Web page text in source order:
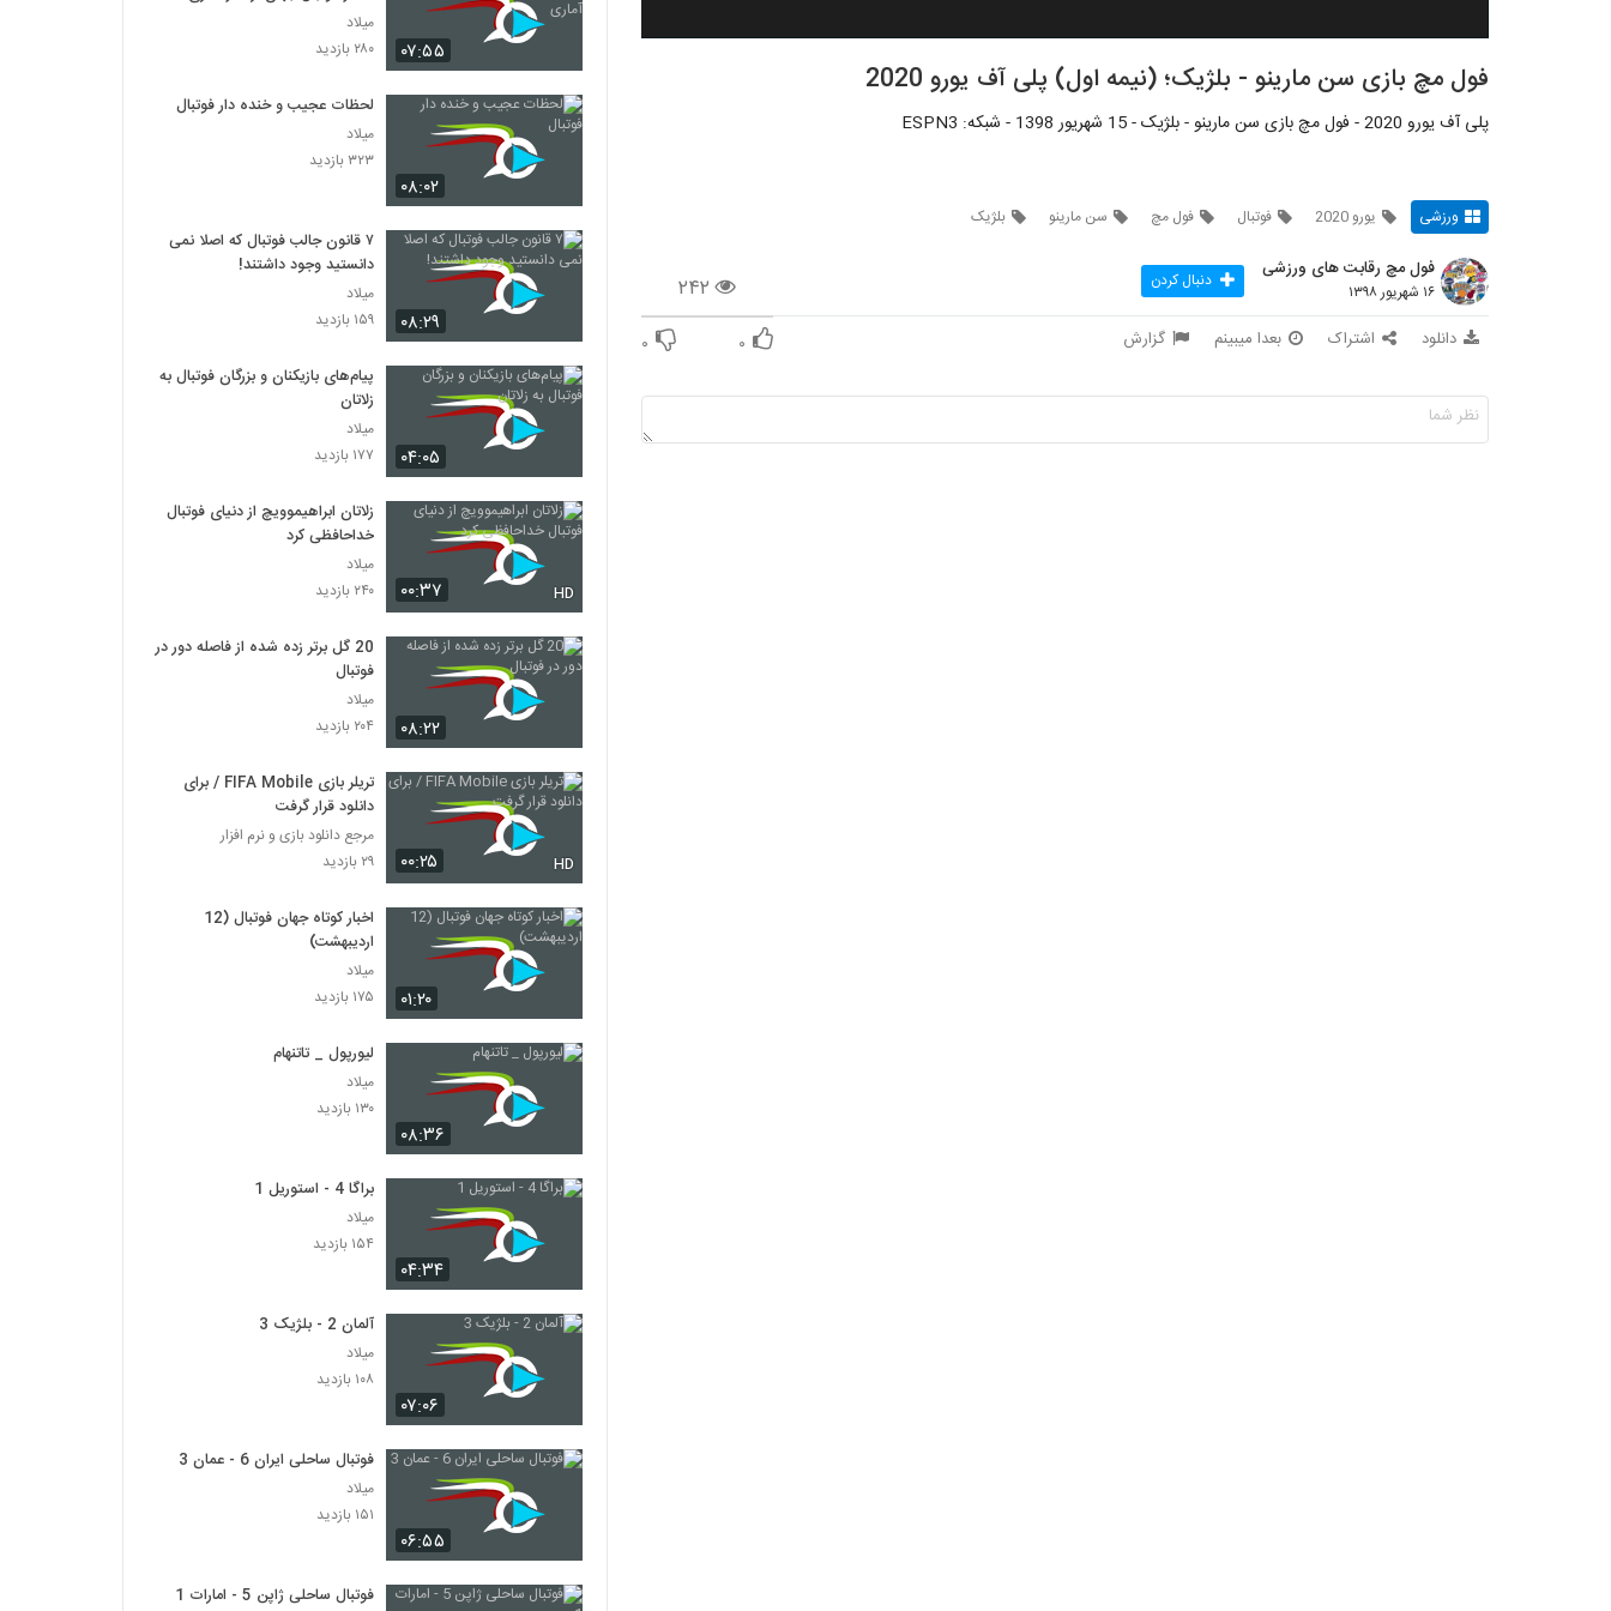
فول مچ بازی سن مارینو - بلژیک؛ (نیمه اول) پلی آف یورو 2020
پلی آف یورو 2020 - فول مچ بازی سن مارینو - بلژیک - 15 شهریور 1398 - شبکه: ESPN3
ورزشی یورو 2020 فوتبال فول مچ سن مارینو بلژیک
۲۴۲
فول مچ رقابت های ورزشی
۱۶ شهریور ۱۳۹۸ دنبال کردن
دانلود اشتراک بعدا میبینم گزارش ۰ ۰
۰۷:۵۵
میلاد
۲۸۰ بازدید
۰۸:۰۲
لحظات عجیب و خنده دار فوتبال
میلاد
۳۲۳ بازدید
۰۸:۲۹
۷ قانون جالب فوتبال که اصلا نمی
دانستید وجود داشتند!
میلاد
۱۵۹ بازدید
۰۴:۰۵
پیام‌های بازیکنان و بزرگان فوتبال به
زلاتان
میلاد
۱۷۷ بازدید
۰۰:۳۷ HD
زلاتان ابراهیموویچ از دنیای فوتبال
خداحافظی کرد
میلاد
۲۴۰ بازدید
۰۸:۲۲
20 گل برتر زده شده از فاصله دور در
فوتبال
میلاد
۲۰۴ بازدید
۰۰:۲۵ HD
تریلر بازی FIFA Mobile / برای
دانلود قرار گرفت
مرجع دانلود بازی و نرم افزار
۲۹ بازدید
۰۱:۲۰
اخبار کوتاه جهان فوتبال (12
اردیبهشت)
میلاد
۱۷۵ بازدید
۰۸:۳۶
لیورپول _ تاتنهام
میلاد
۱۳۰ بازدید
۰۴:۳۴
براگا 4 - استوریل 1
میلاد
۱۵۴ بازدید
۰۷:۰۶
آلمان 2 - بلژیک 3
میلاد
۱۰۸ بازدید
۰۶:۵۵
فوتبال ساحلی ایران 6 - عمان 3
میلاد
۱۵۱ بازدید
فوتبال ساحلی ژاپن 5 - امارات 1